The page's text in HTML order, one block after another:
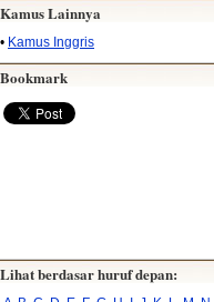
Kamus Lainnya
• Kamus Inggris
Bookmark
Lihat berdasar huruf depan: